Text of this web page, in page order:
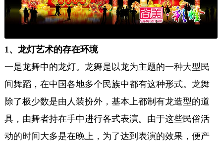
1、龙灯艺术的存在环境
一是龙舞中的龙灯。龙舞是以龙为主题的一种大型民
间舞蹈，在中国各地多个民族中都有这种形式。龙舞
除了极少数是由人装扮外，基本上都制有龙造型的道
具，由舞者持在手中进行各式表演。由于这些民俗活
动的时间大多是在晚上，为了达到表演的效果，便产